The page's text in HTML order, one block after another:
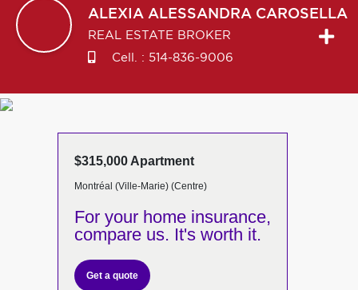
ALEXIA ALESSANDRA CAROSELLA
REAL ESTATE BROKER
Cell. : 514-836-9006
$315,000 Apartment
Montréal (Ville-Marie) (Centre)
For your home insurance,
compare us. It's worth it.
Get a quote